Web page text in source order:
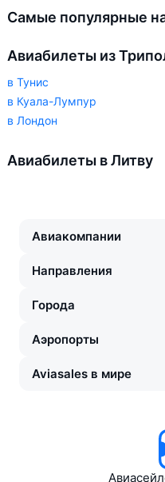
Самые популярные
Авиабилеты из
в Тунис
в Куала-Лумпур
в Лондон
Авиабилеты в Литву
Авиакомпании
Направления
Города
Аэропорты
Aviasales в мире